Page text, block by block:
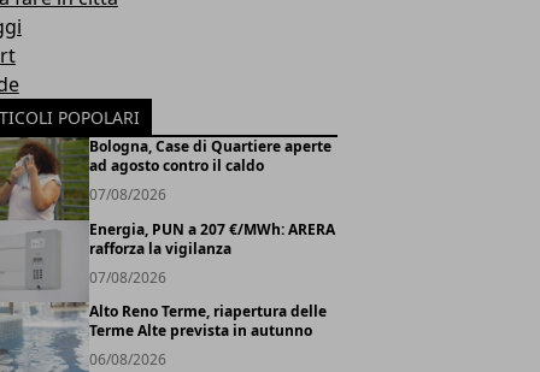
POPOLARI
Bologna, Case di Quartiere aperte
ad agosto contro il caldo
07/08/2026
Energia, PUN a 207 €/MWh: ARERA
rafforza la vigilanza
07/08/2026
Alto Reno Terme, riapertura delle
Terme Alte prevista in autunno
06/08/2026